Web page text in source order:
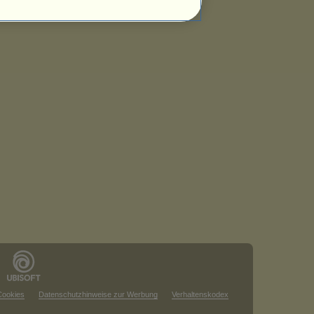
Datenschutzhinweise zur Werbung Verhaltenskodex